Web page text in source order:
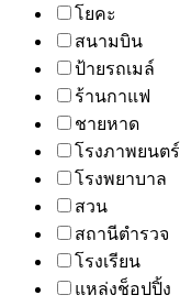
โยคะ
สนามบิน
ป้ายรถเมล์
ร้านกาแฟ
ชายหาด
โรงภาพยนตร์
โรงพยาบาล
สวน
สถานีตำรวจ
โรงเรียน
แหล่งช็อปปิ้ง